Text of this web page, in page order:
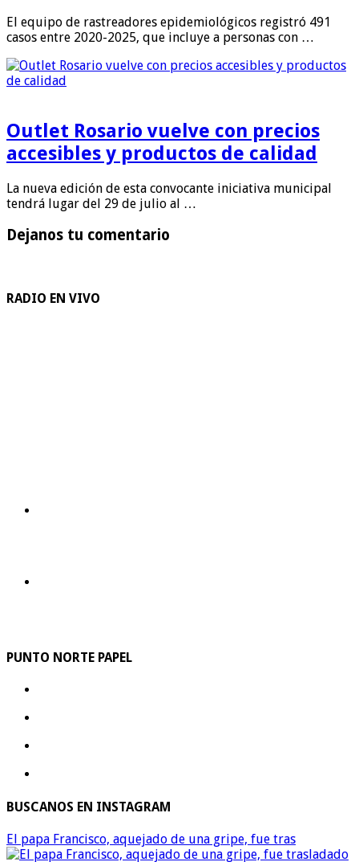
El equipo de rastreadores epidemiológicos registró 491
casos entre 2020-2025, que incluye a personas con …
Outlet Rosario vuelve con precios
accesibles y productos de calidad
La nueva edición de esta convocante iniciativa municipal
tendrá lugar del 29 de julio al …
Dejanos tu comentario
RADIO EN VIVO
PUNTO NORTE PAPEL
BUSCANOS EN INSTAGRAM
El papa Francisco, aquejado de una gripe, fue tras